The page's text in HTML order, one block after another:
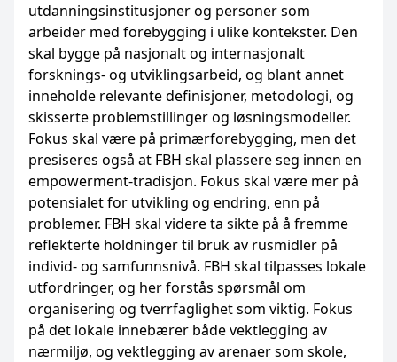
utdanningsinstitusjoner og personer som
arbeider med forebygging i ulike kontekster. Den
skal bygge på nasjonalt og internasjonalt
forsknings- og utviklingsarbeid, og blant annet
inneholde relevante definisjoner, metodologi, og
skisserte problemstillinger og løsningsmodeller.
Fokus skal være på primærforebygging, men det
presiseres også at FBH skal plassere seg innen en
empowerment-tradisjon. Fokus skal være mer på
potensialet for utvikling og endring, enn på
problemer. FBH skal videre ta sikte på å fremme
reflekterte holdninger til bruk av rusmidler på
individ- og samfunnsnivå. FBH skal tilpasses lokale
utfordringer, og her forstås spørsmål om
organisering og tverrfaglighet som viktig. Fokus
på det lokale innebærer både vektlegging av
nærmiljø, og vektlegging av arenaer som skole,